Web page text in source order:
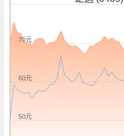
50元
60元
70元